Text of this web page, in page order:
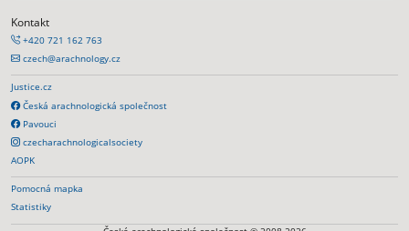
Kontakt
+420 721 162 763
czech@arachnology.cz
Justice.cz
Česká arachnologická společnost
Pavouci
czecharachnologicalsociety
AOPK
Pomocná mapka
Statistiky